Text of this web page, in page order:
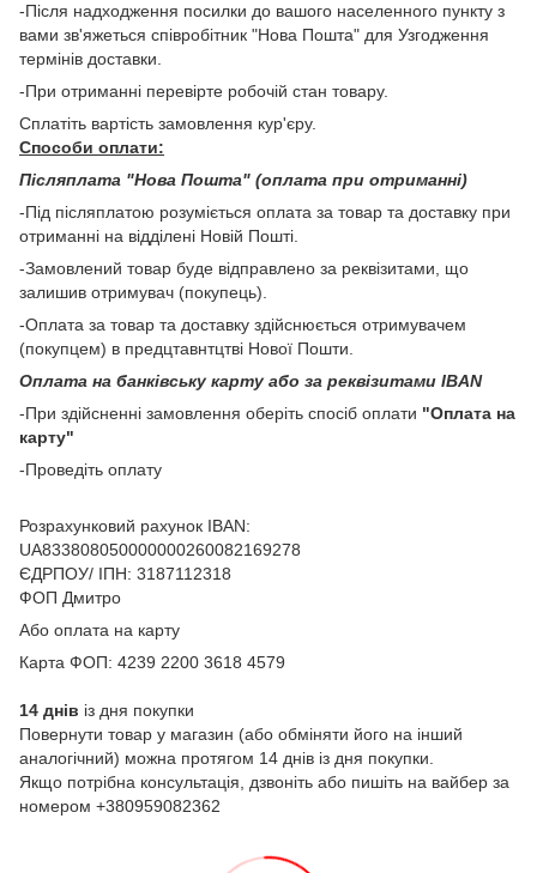
-Після надходження посилки до вашого населенного пункту з
вами зв'яжеться співробітник "Нова Пошта" для Узгодження
термінів доставки.
-При отриманні перевірте робочій стан товару.
Сплатіть вартість замовлення кур'єру.
Способи оплати:
Післяплата "Нова Пошта" (оплата при отриманні)
-Під післяплатою розуміється оплата за товар та доставку при
отриманні на відділені Новій Пошті.
-Замовлений товар буде відправлено за реквізитами, що
залишив отримувач (покупець).
-Оплата за товар та доставку здійснюється отримувачем
(покупцем) в предцтавнтцтві Нової Пошти.
Оплата на банківську карту або за реквізитами IBAN
-При здійсненні замовлення оберіть спосіб оплати "Оплата на
карту"
-Проведіть оплату
Розрахунковий рахунок IBAN:
UA833808050000000260082169278
ЄДРПОУ/ ІПН: 3187112318
ФОП Дмитро
Або оплата на карту
Карта ФОП: 4239 2200 3618 4579
14 днів із дня покупки
Повернути товар у магазин (або обміняти його на інший
аналогічний) можна протягом 14 днів із дня покупки.
Якщо потрібна консультація, дзвоніть або пишіть на вайбер за
номером +380959082362